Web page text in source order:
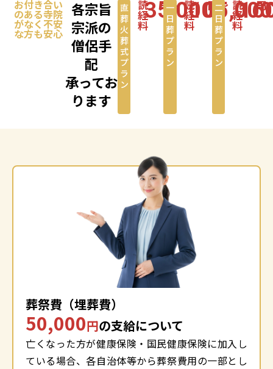
お付き合い
のある寺院
がなく不安
な方も安心
各宗旨
宗派の
僧侶手
配
承ってお
ります
直
葬・
火
葬
式
プ
ラ
ン
読
経
料
35,000
円〜
一
日
葬
プ
ラ
ン
読
経
料
105,000
円〜
二
日
葬
プ
ラ
ン
読
経
料
円
葬祭費（埋葬費）
50,000円の支給について
亡くなった方が健康保険・国民健康保険に加入し
ている場合、各自治体等から葬祭費用の一部とし